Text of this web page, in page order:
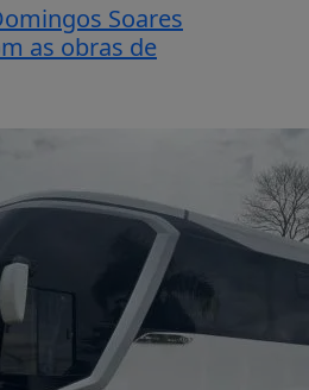
Soares
as obras de